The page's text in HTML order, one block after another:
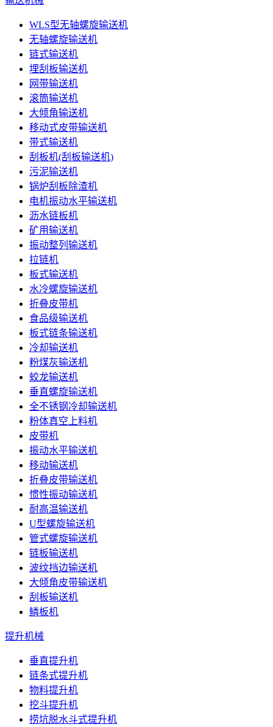
WLS型无轴螺旋输送机
无轴螺旋输送机
链式输送机
埋刮板输送机
网带输送机
滚筒输送机
大倾角输送机
移动式皮带输送机
带式输送机
刮板机(刮板输送机)
污泥输送机
锅炉刮板除渣机
电机振动水平输送机
沥水链板机
矿用输送机
振动整列输送机
拉链机
板式输送机
水冷螺旋输送机
折叠皮带机
食品级输送机
板式链条输送机
冷却输送机
粉煤灰输送机
蛟龙输送机
垂直螺旋输送机
全不锈钢冷却输送机
粉体真空上料机
皮带机
振动水平输送机
移动输送机
折叠皮带输送机
惯性振动输送机
耐高温输送机
U型螺旋输送机
管式螺旋输送机
链板输送机
波纹挡边输送机
大倾角皮带输送机
刮板输送机
鳞板机
提升机械
垂直提升机
链条式提升机
物料提升机
挖斗提升机
捞坑脱水斗式提升机